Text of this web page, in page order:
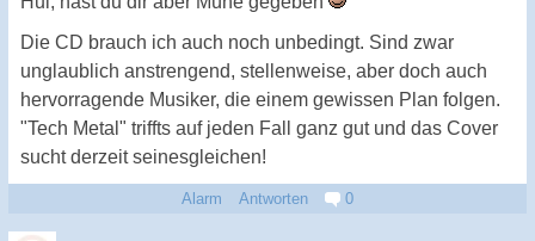
Die CD brauch ich auch noch unbedingt. Sind zwar
unglaublich anstrengend, stellenweise, aber doch auch
hervorragende Musiker, die einem gewissen Plan folgen.
"Tech Metal" triffts auf jeden Fall ganz gut und das Cover
sucht derzeit seinesgleichen!
Alarm Antworten 0